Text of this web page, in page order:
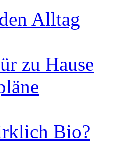
Alltag
zu Hause
Bio?